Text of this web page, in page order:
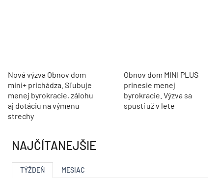
Nová výzva Obnov dom
mini+ prichádza. Sľubuje
menej byrokracie, zálohu
aj dotáciu na výmenu
strechy
Obnov dom MINI PLUS
prinesie menej
byrokracie. Výzva sa
spustí už v lete
NAJČÍTANEJŠIE
TÝŽDEŇ MESIAC